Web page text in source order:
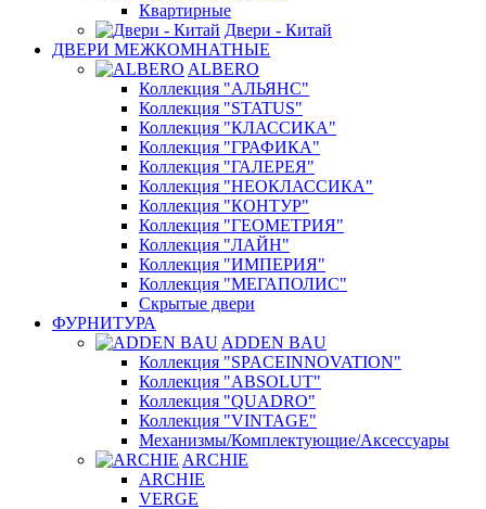
Квартирные
Двери - Китай
ДВЕРИ МЕЖКОМНАТНЫЕ
ALBERO
Коллекция "АЛЬЯНС"
Коллекция "STATUS"
Коллекция "КЛАССИКА"
Коллекция "ГРАФИКА"
Коллекция "ГАЛЕРЕЯ"
Коллекция "НЕОКЛАССИКА"
Коллекция "КОНТУР"
Коллекция "ГЕОМЕТРИЯ"
Коллекция "ЛАЙН"
Коллекция "ИМПЕРИЯ"
Коллекция "МЕГАПОЛИС"
Скрытые двери
ФУРНИТУРА
ADDEN BAU
Коллекция "SPACEINNOVATION"
Коллекция "ABSOLUT"
Коллекция "QUADRO"
Коллекция "VINTAGE"
Механизмы/Комплектующие/Аксессуары
ARCHIE
ARCHIE
VERGE